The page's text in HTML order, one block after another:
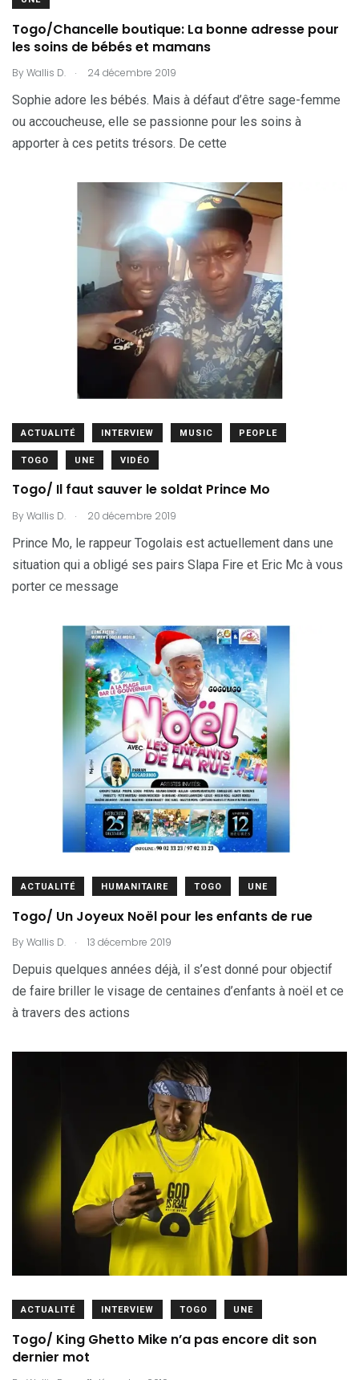
Togo/Chancelle boutique: La bonne adresse pour
les soins de bébés et mamans
ByWallis D. . 24 décembre 2019
Sophie adore les bébés. Mais à défaut d’être sage-femme
ou accoucheuse, elle se passionne pour les soins à
apporter à ces petits trésors. De cette
ACTUALITÉ INTERVIEW MUSIC PEOPLE
TOGO UNE VIDÉO
Togo/ Il faut sauver le soldat Prince Mo
ByWallis D. . 20 décembre 2019
Prince Mo, le rappeur Togolais est actuellement dans une
situation qui a obligé ses pairs Slapa Fire et Eric Mc à vous
porter ce message
ACTUALITÉ HUMANITAIRE TOGO UNE
Togo/ Un Joyeux Noël pour les enfants de rue
ByWallis D. . 13 décembre 2019
Depuis quelques années déjà, il s’est donné pour objectif
de faire briller le visage de centaines d’enfants à noël et ce
à travers des actions
ACTUALITÉ INTERVIEW TOGO UNE
Togo/ King Ghetto Mike n’a pas encore dit son
dernier mot